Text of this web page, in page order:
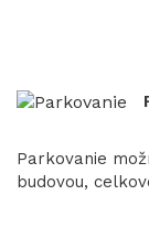
Parkovanie
budovou,